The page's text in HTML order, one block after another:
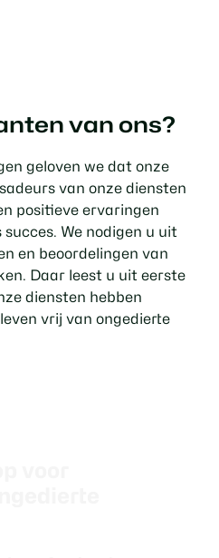
van ons?
geloven we dat onze
van onze diensten
positieve ervaringen
We nodigen u uit
en beoordelingen van
Daar leest u uit eerste
diensten hebben
vrij van ongedierte